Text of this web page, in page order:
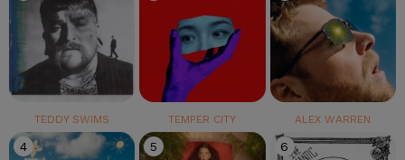
TEDDY SWIMS TEMPER CITY ALEX WARREN
4 5 6